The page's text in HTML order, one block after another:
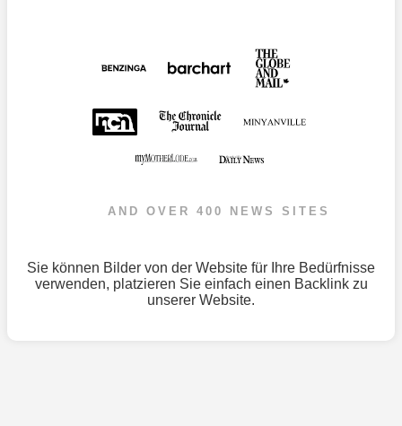
AND OVER 400 NEWS SITES
Sie können Bilder von der Website für Ihre Bedürfnisse
verwenden, platzieren Sie einfach einen Backlink zu
unserer Website.